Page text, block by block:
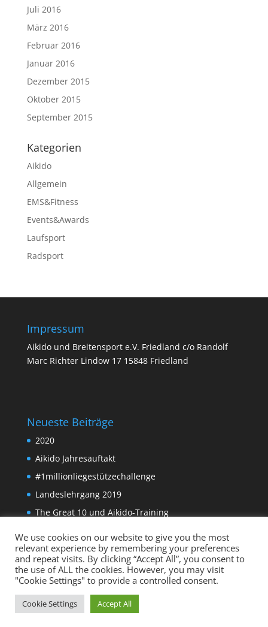
Juli 2016
März 2016
Februar 2016
Januar 2016
Dezember 2015
Oktober 2015
September 2015
Kategorien
Aikido
Allgemein
EMS&Fitness
Events&Awards
Laufsport
Radsport
Impressum
Aikido und Breitensport e.V. Friedland c/o Randolf
Marc Richter Lindow 17 15848 Friedland
Neueste Beiträge
2020
Aikido Jahresauftakt
#1millionliegestützechallenge
Landeslehrgang 2019
The Great 10 und Aikido-Training
We use cookies on our website to give you the most
relevant experience by remembering your preferences
and repeat visits. By clicking “Accept All”, you consent to
the use of ALL the cookies. However, you may visit
"Cookie Settings" to provide a controlled consent.
Cookie Settings Accept All